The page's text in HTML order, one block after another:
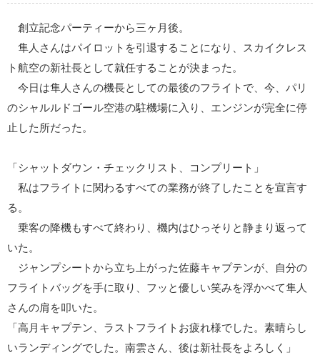
創立記念パーティーから三ヶ月後。
隼人さんはパイロットを引退することになり、スカイクレス
ト航空の新社長として就任することが決まった。
今日は隼人さんの機長としての最後のフライトで、今、パリ
のシャルルドゴール空港の駐機場に入り、エンジンが完全に停
止した所だった。
「シャットダウン・チェックリスト、コンプリート」
私はフライトに関わるすべての業務が終了したことを宣言す
る。
乗客の降機もすべて終わり、機内はひっそりと静まり返って
いた。
ジャンプシートから立ち上がった佐藤キャプテンが、自分の
フライトバッグを手に取り、フッと優しい笑みを浮かべて隼人
さんの肩を叩いた。
「高月キャプテン、ラストフライトお疲れ様でした。素晴らし
いランディングでした。南雲さん、後は新社長をよろしく」